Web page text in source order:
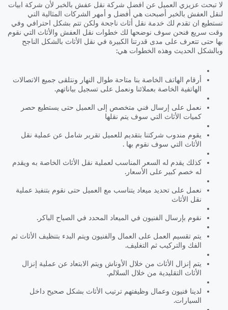
لا تبحث عزيزي العميل عن افضل شركة نقل عفش بالخبر لأن شركة ابيات
لنقل العفش بالخبر أصبحت هي أفضل و أمهر الشركات المثالية التي
تستطيع ان تقدم لك خدمة نقل أثاث ناجحة ولكن تتم بشكل احترافي وفي
وقت سريع فنحن سوف نوضحها لك خطوات نقل العفش والأثاث التي نقوم
بها حتى تتعرف على مدى قدرتنا الكبيرة في نقل الأثاث بالشكل الناجح
وبالشكل الحديث وهذه الخطوات هي:
أرقام الهاتف الخاصة بنا متاحة طوال النهار ونتلقى جميع الاتصالات
الهاتفية الخاصة بعملائنا ونعمل على تسجيل بياناتهم.
نعمل على إرسال فني متخصص إلى العميل حتى يستطيع حصر
كميات الأثاث التي سوف يتم نقلها
يقوم مندوب شركتنا بتقديم للعميل تقرير شامل عن عملية نقل
الأثاث التي سوف نقوم بها .
كذلك يقدم له السعر المناسب لعملية نقل الأثاث الخاصة به ويقدم
له خصم كبير على الأسعار.
نعمل على تحديد ميعاد يتناسب مع العميل حتى نقوم بتنفيذ عملية
نقل الأثاث
نقوم بإرسال الفنيون في الميعاد المحدد في الصباح الباكر.
يتم تقسيم العمل على العمال والفنيون ويتم البدء بتنظيف الأثاث ثم
الفك والتركيب ثم التغليف.
يتم إنزال الأثاث من خلال الأوناش ويتم الابتعاد عن عملية إنزال
الأثاث التقليدية من خلال السلالم.
لدينا فنيون وعمال وظيفتهم ترتيب الأثاث بشكل صحيح داخل
السيارات.